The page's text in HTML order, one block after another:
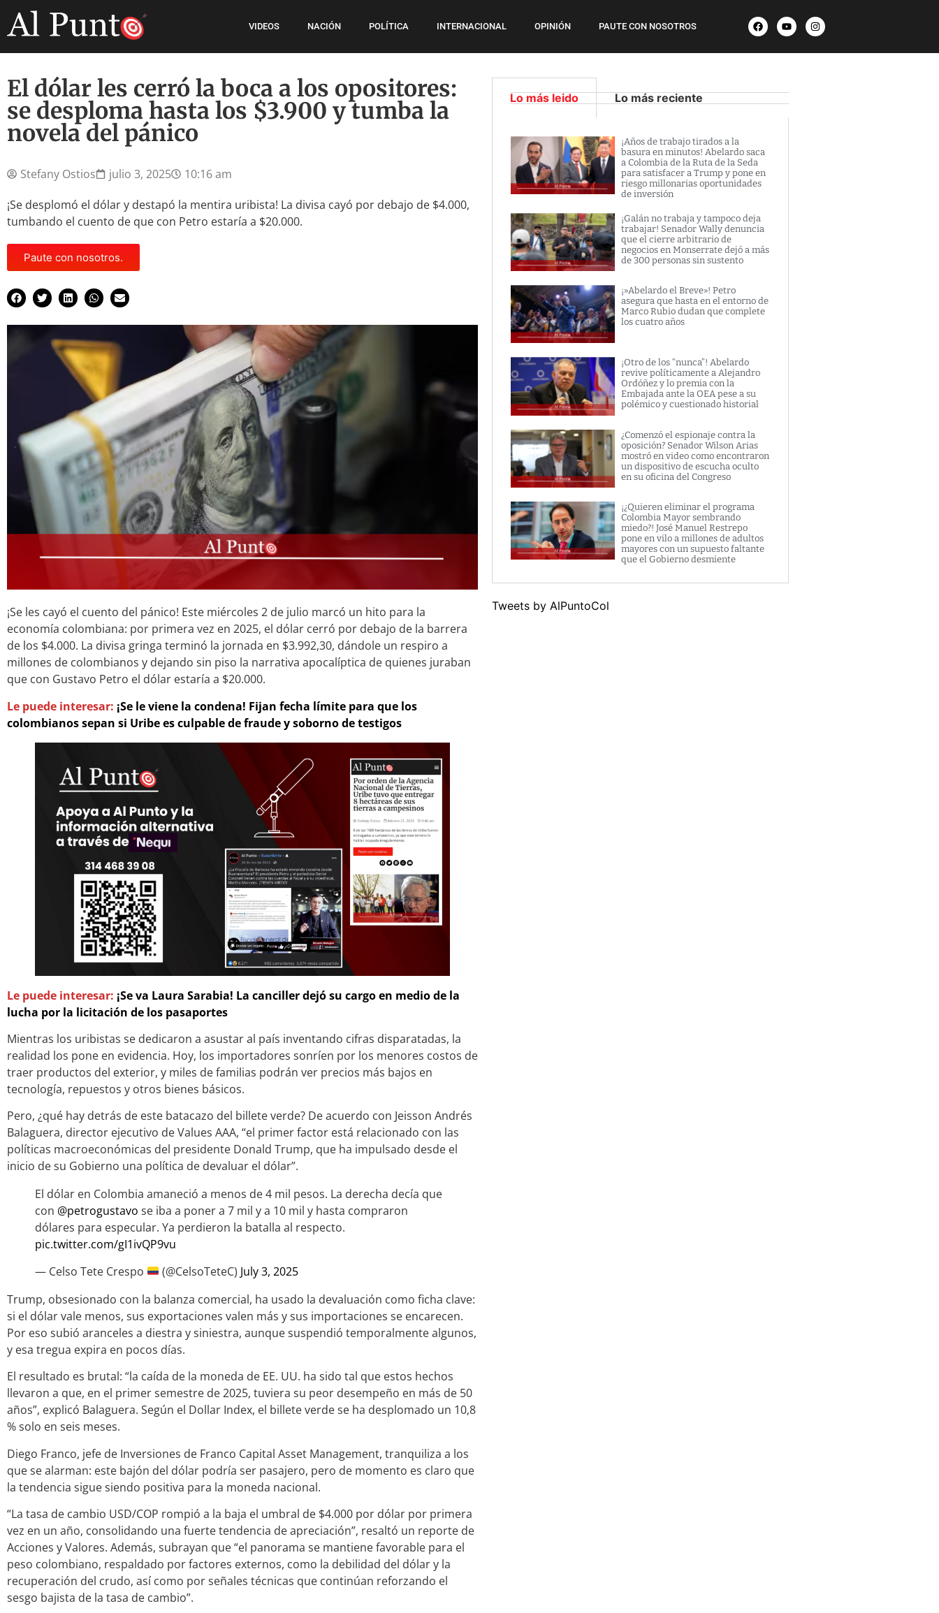
VIDEOS NACIÓN POLÍTICA INTERNACIONAL OPINIÓN PAUTE CON NOSOTROS
El dólar les cerró la boca a los opositores:
se desploma hasta los $3.900 y tumba la
novela del pánico
Stefany Ostios julio 3, 2025
10:16 am
¡Se desplomó el dólar y destapó la mentira uribista! La divisa cayó por debajo de $4.000,
tumbando el cuento de que con Petro estaría a $20.000.
Paute con nosotros.
¡Se les cayó el cuento del pánico! Este miércoles 2 de julio marcó un hito para la
economía colombiana: por primera vez en 2025, el dólar cerró por debajo de la barrera
de los $4.000. La divisa gringa terminó la jornada en $3.992,30, dándole un respiro a
millones de colombianos y dejando sin piso la narrativa apocalíptica de quienes juraban
que con Gustavo Petro el dólar estaría a $20.000.
Le puede interesar: ¡Se le viene la condena! Fijan fecha límite para que los
colombianos sepan si Uribe es culpable de fraude y soborno de testigos
Le puede interesar: ¡Se va Laura Sarabia! La canciller dejó su cargo en medio de la
lucha por la licitación de los pasaportes
Mientras los uribistas se dedicaron a asustar al país inventando cifras disparatadas, la
realidad los pone en evidencia. Hoy, los importadores sonríen por los menores costos de
traer productos del exterior, y miles de familias podrán ver precios más bajos en
tecnología, repuestos y otros bienes básicos.
Pero, ¿qué hay detrás de este batacazo del billete verde? De acuerdo con Jeisson Andrés
Balaguera, director ejecutivo de Values AAA, “el primer factor está relacionado con las
políticas macroeconómicas del presidente Donald Trump, que ha impulsado desde el
inicio de su Gobierno una política de devaluar el dólar”.
El dólar en Colombia amaneció a menos de 4 mil pesos. La derecha decía que
con @petrogustavo se iba a poner a 7 mil y a 10 mil y hasta compraron
dólares para especular. Ya perdieron la batalla al respecto.
pic.twitter.com/gI1ivQP9vu
— Celso Tete Crespo
(@CelsoTeteC) July 3, 2025
Trump, obsesionado con la balanza comercial, ha usado la devaluación como ficha clave:
si el dólar vale menos, sus exportaciones valen más y sus importaciones se encarecen.
Por eso subió aranceles a diestra y siniestra, aunque suspendió temporalmente algunos,
y esa tregua expira en pocos días.
El resultado es brutal: “la caída de la moneda de EE. UU. ha sido tal que estos hechos
llevaron a que, en el primer semestre de 2025, tuviera su peor desempeño en más de 50
años”, explicó Balaguera. Según el Dollar Index, el billete verde se ha desplomado un 10,8
% solo en seis meses.
Diego Franco, jefe de Inversiones de Franco Capital Asset Management, tranquiliza a los
que se alarman: este bajón del dólar podría ser pasajero, pero de momento es claro que
la tendencia sigue siendo positiva para la moneda nacional.
“La tasa de cambio USD/COP rompió a la baja el umbral de $4.000 por dólar por primera
vez en un año, consolidando una fuerte tendencia de apreciación”, resaltó un reporte de
Acciones y Valores. Además, subrayan que “el panorama se mantiene favorable para el
peso colombiano, respaldado por factores externos, como la debilidad del dólar y la
recuperación del crudo, así como por señales técnicas que continúan reforzando el
sesgo bajista de la tasa de cambio”.
Lo más leido Lo más reciente
¡Años de trabajo tirados a la
basura en minutos! Abelardo saca
a Colombia de la Ruta de la Seda
para satisfacer a Trump y pone en
riesgo millonarias oportunidades
de inversión
¡Galán no trabaja y tampoco deja
trabajar! Senador Wally denuncia
que el cierre arbitrario de
negocios en Monserrate dejó a más
de 300 personas sin sustento
¡»Abelardo el Breve»! Petro
asegura que hasta en el entorno de
Marco Rubio dudan que complete
los cuatro años
¡Otro de los “nunca”! Abelardo
revive políticamente a Alejandro
Ordóñez y lo premia con la
Embajada ante la OEA pese a su
polémico y cuestionado historial
¿Comenzó el espionaje contra la
oposición? Senador Wilson Arias
mostró en video como encontraron
un dispositivo de escucha oculto
en su oficina del Congreso
¡¿Quieren eliminar el programa
Colombia Mayor sembrando
miedo?! José Manuel Restrepo
pone en vilo a millones de adultos
mayores con un supuesto faltante
que el Gobierno desmiente
Tweets by AlPuntoCol